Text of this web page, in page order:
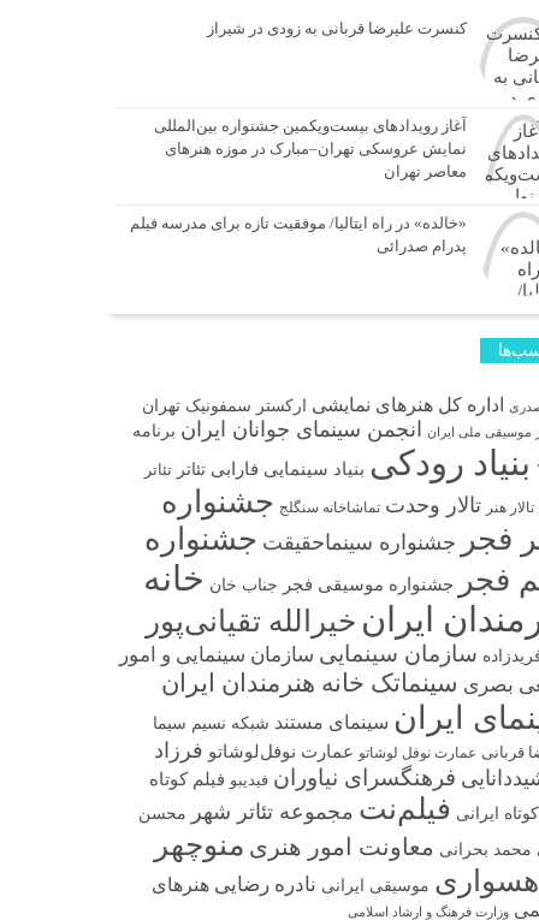
کنسرت علیرضا قربانی به زودی در شیراز
آغاز رویدادهای بیست‌ویکمین جشنواره بین‌المللی
نمایش عروسکی تهران–مبارک در موزه هنرهای
معاصر تهران
«خالده» در راه ایتالیا/ موفقیت تازه برای مدرسه فیلم
پدرام صدرائی
اداره کل هنرهای نمایشی ارکستر سمفونیک تهران
موسیقی ملی ایران انجمن سینمای جوانان ایران برنامه
بنیاد رودکی بنیاد سینمایی فارابی تئاتر تئاتر
تالار هنر تالار وحدت تماشاخانه سنگلج جشنواره
فجر
جشنواره سینماحقیقت جشنواره
فجر
جشنواره موسیقی فجر جناب خان خانه
ایران خیرالله تقیانی‌پور
سازمان سینمایی سازمان سینمایی و امور
بصری سینماتک خانه هنرمندان ایران
ایران سینمای مستند شبکه نسیم سیما
قربانی عمارت نوفل لوشاتو عمارت نوفل‌لوشاتو فرزاد
فرهنگسرای نیاوران فیدیبو فیلم کوتاه
ایرانی فیلم‌نت مجموعه تئاتر شهر
محسن
محمد بحرانی معاونت امور هنری منوچهر
موسیقی ایرانی نادره رضایی هنرهای
وزارت فرهنگ و ارشاد اسلامی